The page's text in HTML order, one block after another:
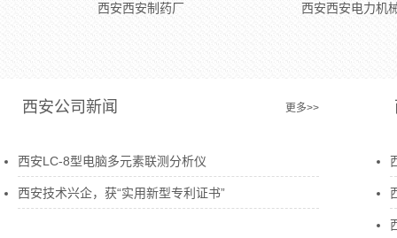
西安西安制药厂 西安西安电力机械厂
西安公司新闻 更多>>
西安LC-8型电脑多元素联测分析仪
西安技术兴企，获“实用新型专利证书”